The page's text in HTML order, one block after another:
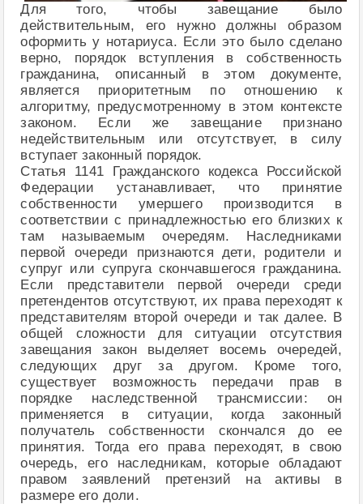
Для того, чтобы завещание было
действительным, его нужно должны образом
оформить у нотариуса. Если это было сделано
верно, порядок вступления в собственность
гражданина, описанный в этом документе,
является приоритетным по отношению к
алгоритму, предусмотренному в этом контексте
законом. Если же завещание признано
недействительным или отсутствует, в силу
вступает законный порядок.
Статья 1141 Гражданского кодекса Российской
Федерации устанавливает, что принятие
собственности умершего производится в
соответствии с принадлежностью его близких к
там называемым очередям. Наследниками
первой очереди признаются дети, родители и
супруг или супруга скончавшегося гражданина.
Если представители первой очереди среди
претендентов отсутствуют, их права переходят к
представителям второй очереди и так далее. В
общей сложности для ситуации отсутствия
завещания закон выделяет восемь очередей,
следующих друг за другом. Кроме того,
существует возможность передачи прав в
порядке наследственной трансмиссии: он
применяется в ситуации, когда законный
получатель собственности скончался до ее
принятия. Тогда его права переходят, в свою
очередь, его наследникам, которые обладают
правом заявлений претензий на активы в
размере его доли.